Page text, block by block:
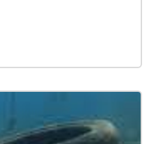
μόνο στην αναπνοή
στην επιφάνεια. Το
από συμπιεστή στο